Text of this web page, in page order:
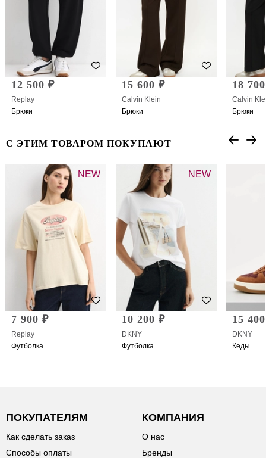
12 500 ₽
Replay
Брюки
15 600 ₽
Calvin Klein
Брюки
18
Calvin
Брюки
С ЭТИМ ТОВАРОМ ПОКУПАЮТ
NEW
7 900 ₽
Replay
Футболка
NEW
10 200 ₽
DKNY
Футболка
15
DKNY
Кеды
ПОКУПАТЕЛЯМ
Как сделать заказ
Способы оплаты
КОМПАНИЯ
О нас
Бренды